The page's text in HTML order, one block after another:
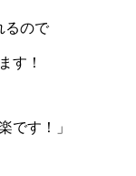
るので
す！
です！」